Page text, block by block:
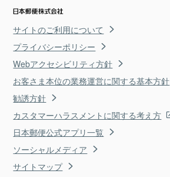
サイトのご利用について
プライバシーポリシー
Webアクセシビリティ方針
お客さま本位の業務運営に関する基本方針
勧誘方針
カスタマーハラスメントに関する考え方
日本郵便公式アプリ一覧
ソーシャルメディア
サイトマップ